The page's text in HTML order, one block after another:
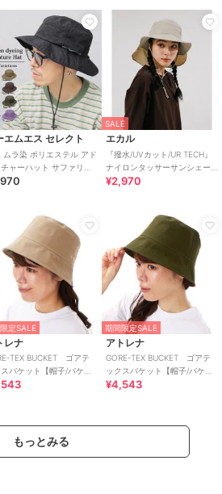
エムエス セレクト
ムラ染 ポリエステル アド
ャーハット サファリハ
アウトドアハット UVカ
SALE
エカル
『撥水/UVカット/UR TECH』
ナイロンタッサーサンシェー
ドハット
¥2,970
定SALE
レナ
TEX BUCKET ゴアテ
スバケット【帽子/バケッ
ト/撥水/ゴアテックス/梅
期間限定SALE
アトレナ
GORE-TEX BUCKET ゴアテ
ックスバケット【帽子/バケッ
トハット/撥水/ゴアテックス/梅
¥4,543
もっとみる